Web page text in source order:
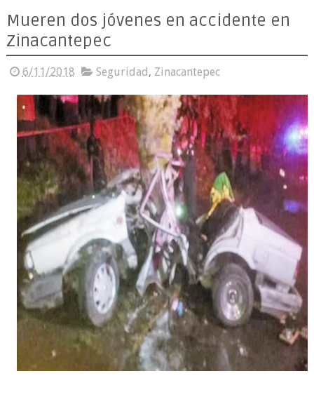
Mueren dos jóvenes en accidente en
Zinacantepec
6/11/2018 Seguridad, Zinacantepec